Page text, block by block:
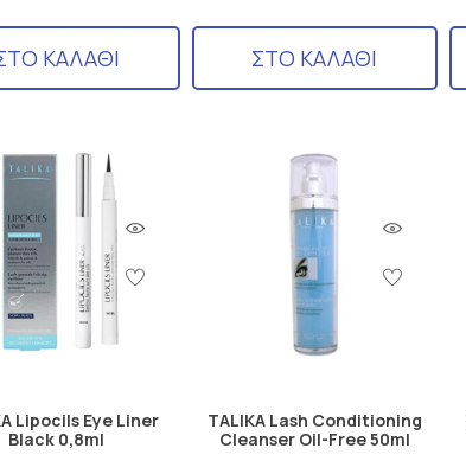
ΚΑΛΑΘΙ ΣΤΟ ΚΑΛΑΘΙ
Lipocils Eye Liner
Black 0,8ml
TALIKA Lash Conditioning
Cleanser Oil-Free 50ml